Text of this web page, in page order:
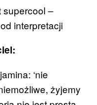
supercool –
interpretacji
‘nie
żyjemy